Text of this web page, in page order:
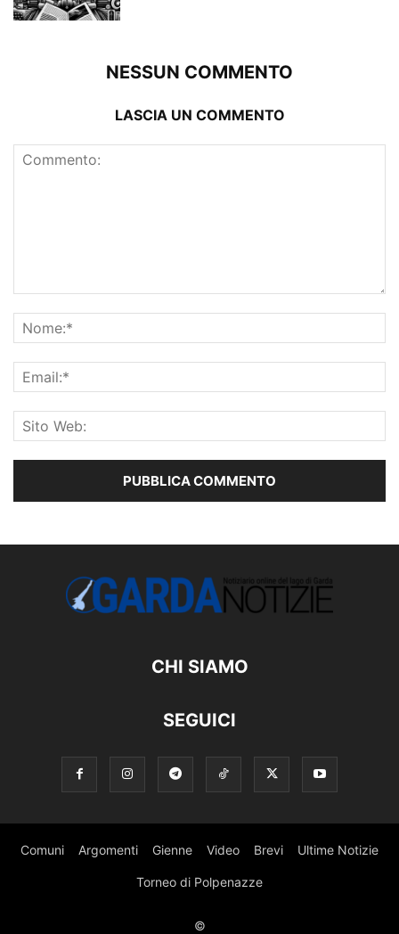
NESSUN COMMENTO
LASCIA UN COMMENTO
CHI SIAMO
SEGUICI
Comuni Argomenti Gienne Video Brevi Ultime Notizie
Torneo di Polpenazze
©